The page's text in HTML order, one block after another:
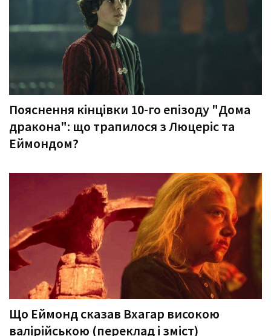
Пояснення кінцівки 10-го епізоду "Дома
дракона": що трапилося з Люцеріс та
Еймондом?
Що Еймонд сказав Вхагар високою
валірійською (переклад і зміст)